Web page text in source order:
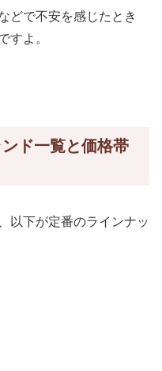
どで不安を感じたとき
すよ。
ド一覧と価格帯
以下が定番のラインナッ